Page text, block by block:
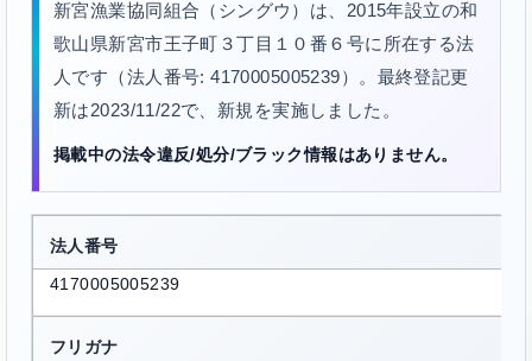
新宮漁業協同組合（シングウ）は、2015年設立の和
歌山県新宮市王子町３丁目１０番６号に所在する法
人です（法人番号: 4170005005239）。最終登記更
新は2023/11/22で、新規を実施しました。
掲載中の法令違反/処分/ブラック情報はありません。
法人番号
4170005005239
フリガナ